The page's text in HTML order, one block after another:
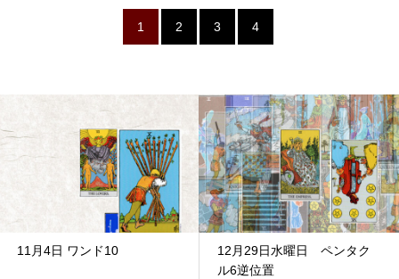
1 2 3 4
11月4日 ワンド10
12月29日水曜日 ペンタク
ル6逆位置